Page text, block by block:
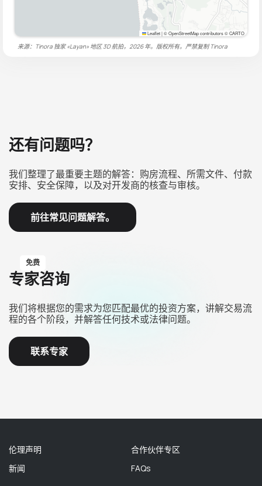
Leaflet|© OpenStreetMap contributors © CARTO
来源：Tinora 独家 «Layan» 地区 3D 航拍，2026 年。版权所有。严禁复制Tinora
还有问题吗？
我们整理了最重要主题的解答：购房流程、所需文件、付款
安排、安全保障，以及对开发商的核查与审核。
前往常见问题解答。
免费
专家咨询
我们将根据您的需求为您匹配最优的投资方案，讲解交易流
程的各个阶段，并解答任何技术或法律问题。
联系专家
伦理声明
新闻
合作伙伴专区
FAQs